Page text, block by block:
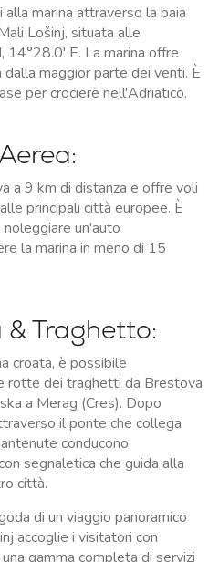
alla marina attraverso la baia
Lošinj, situata alle
E. La marina offre
maggior parte dei venti. È
per crociere nell'Adriatico.
a 9 km di distanza e offre voli
principali città europee. È
un'auto
la marina in meno di 15
Traghetto:
croata, è possibile
rotte dei traghetti da Brestova
a Merag (Cres). Dopo
il ponte che collega
conducono
segnaletica che guida alla
città.
di un viaggio panoramico
accoglie i visitatori con
gamma completa di servizi